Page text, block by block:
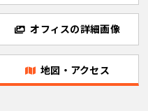
オフィスの詳細画像
地図・アクセス